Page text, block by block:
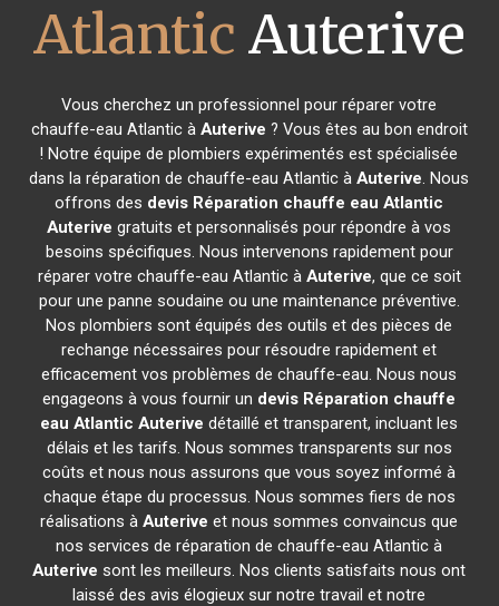
Atlantic Auterive
Vous cherchez un professionnel pour réparer votre
chauffe-eau Atlantic à Auterive ? Vous êtes au bon endroit
! Notre équipe de plombiers expérimentés est spécialisée
dans la réparation de chauffe-eau Atlantic àAuterive. Nous
offrons des devis Réparation chauffe eau Atlantic
Auterive gratuits et personnalisés pour répondre à vos
besoins spécifiques. Nous intervenons rapidement pour
réparer votre chauffe-eau Atlantic à Auterive, que ce soit
pour une panne soudaine ou une maintenance préventive.
Nos plombiers sont équipés des outils et des pièces de
rechange nécessaires pour résoudre rapidement et
efficacement vos problèmes de chauffe-eau. Nous nous
engageons à vous fournir un devis Réparation chauffe
eau Atlantic Auterive détaillé et transparent, incluant les
délais et les tarifs. Nous sommes transparents sur nos
coûts et nous nous assurons que vous soyez informé à
chaque étape du processus. Nous sommes fiers de nos
réalisations àAuterive et nous sommes convaincus que
nos services de réparation de chauffe-eau Atlantic à
Auterive sont les meilleurs. Nos clients satisfaits nous ont
laissé des avis élogieux sur notre travail et notre